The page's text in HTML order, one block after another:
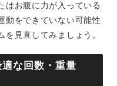
はお腹に力が入っている
動をできていない可能性
見直してみましょう。
な回数・重量